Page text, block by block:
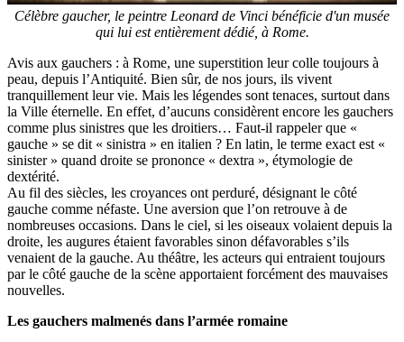
Célèbre gaucher, le peintre Leonard de Vinci bénéficie d'un musée
qui lui est entièrement dédié, à Rome.
Avis aux gauchers : à Rome, une superstition leur colle toujours à
peau, depuis l’Antiquité. Bien sûr, de nos jours, ils vivent
tranquillement leur vie. Mais les légendes sont tenaces, surtout dans
la Ville éternelle. En effet, d’aucuns considèrent encore les gauchers
comme plus sinistres que les droitiers… Faut-il rappeler que «
gauche » se dit « sinistra » en italien ? En latin, le terme exact est «
sinister » quand droite se prononce « dextra », étymologie de
dextérité.
Au fil des siècles, les croyances ont perduré, désignant le côté
gauche comme néfaste. Une aversion que l’on retrouve à de
nombreuses occasions. Dans le ciel, si les oiseaux volaient depuis la
droite, les augures étaient favorables sinon défavorables s’ils
venaient de la gauche. Au théâtre, les acteurs qui entraient toujours
par le côté gauche de la scène apportaient forcément des mauvaises
nouvelles.
Les gauchers malmenés dans l’armée romaine